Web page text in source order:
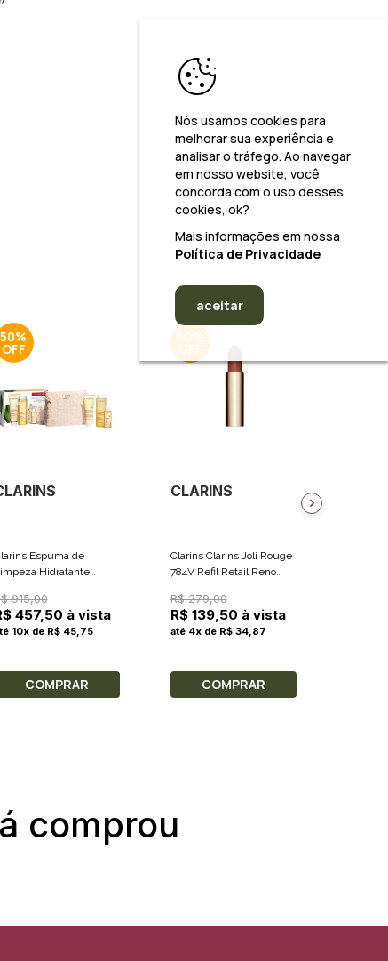
50%
Espuma de
Hidratante
200ml + Óleo
Limpeza
915,00
457,50 à vista
10x de R$ 45,75
COMPRAR
50%
CLARINS
Clarins Clarins Joli Rouge
784V Refil Retail Reno
R$ 279,00
R$ 139,50 à vista
até 4x de R$ 34,87
COMPRAR
comprou
Nós usamos cookies para
melhorar sua experiência e
analisar o tráfego. Ao navegar
em nosso website, você
concorda com o uso desses
cookies, ok?
Mais informações em nossa
Política de Privacidade
aceitar